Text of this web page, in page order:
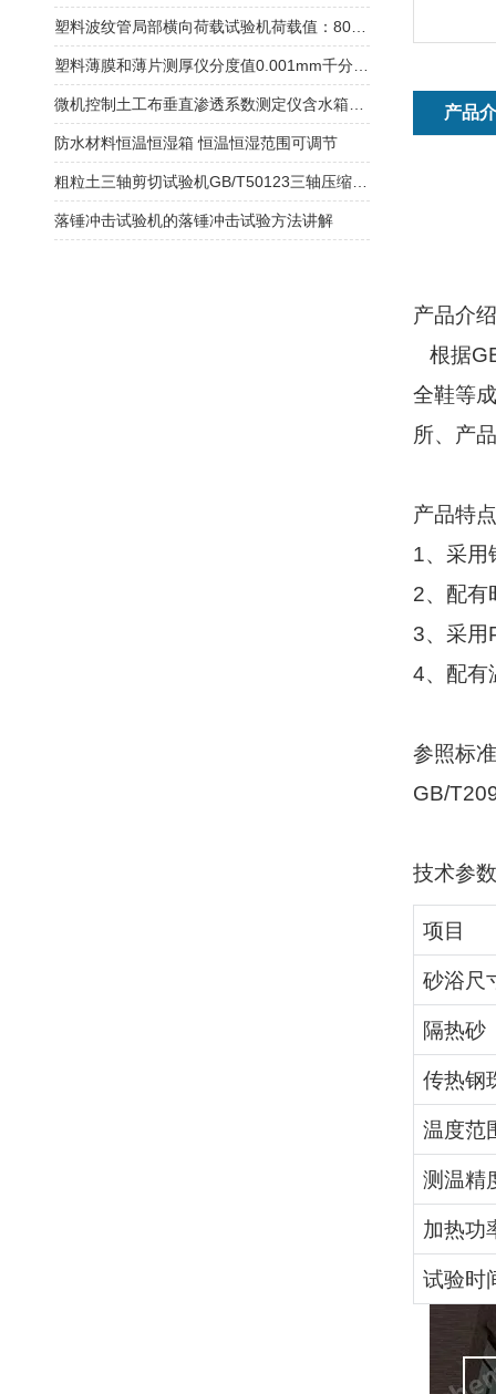
产品
产品介绍
根据
全鞋等
所、产
产品特
1、采用
2、配有
3、采用
4、配有
参照标
GB/
技术参
项目
砂浴尺
隔热砂
传热钢
温度范
测温精
加热功
试验时
防水材料恒温恒湿箱 恒温恒湿范围可调节
落锤冲击试验机的落锤冲击试验方法讲解